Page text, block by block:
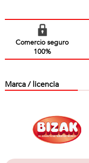
Comercio seguro
100%
Marca / licencia